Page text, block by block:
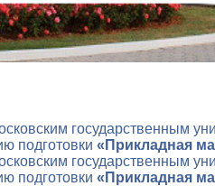
государственным
подготовки «Прикладная
государственным
подготовки «Прикладная